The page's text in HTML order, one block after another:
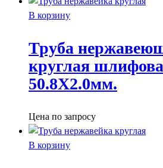
В корзину
Труба
круглая
50.8X2.0мм.
Цена по запросу
В корзину